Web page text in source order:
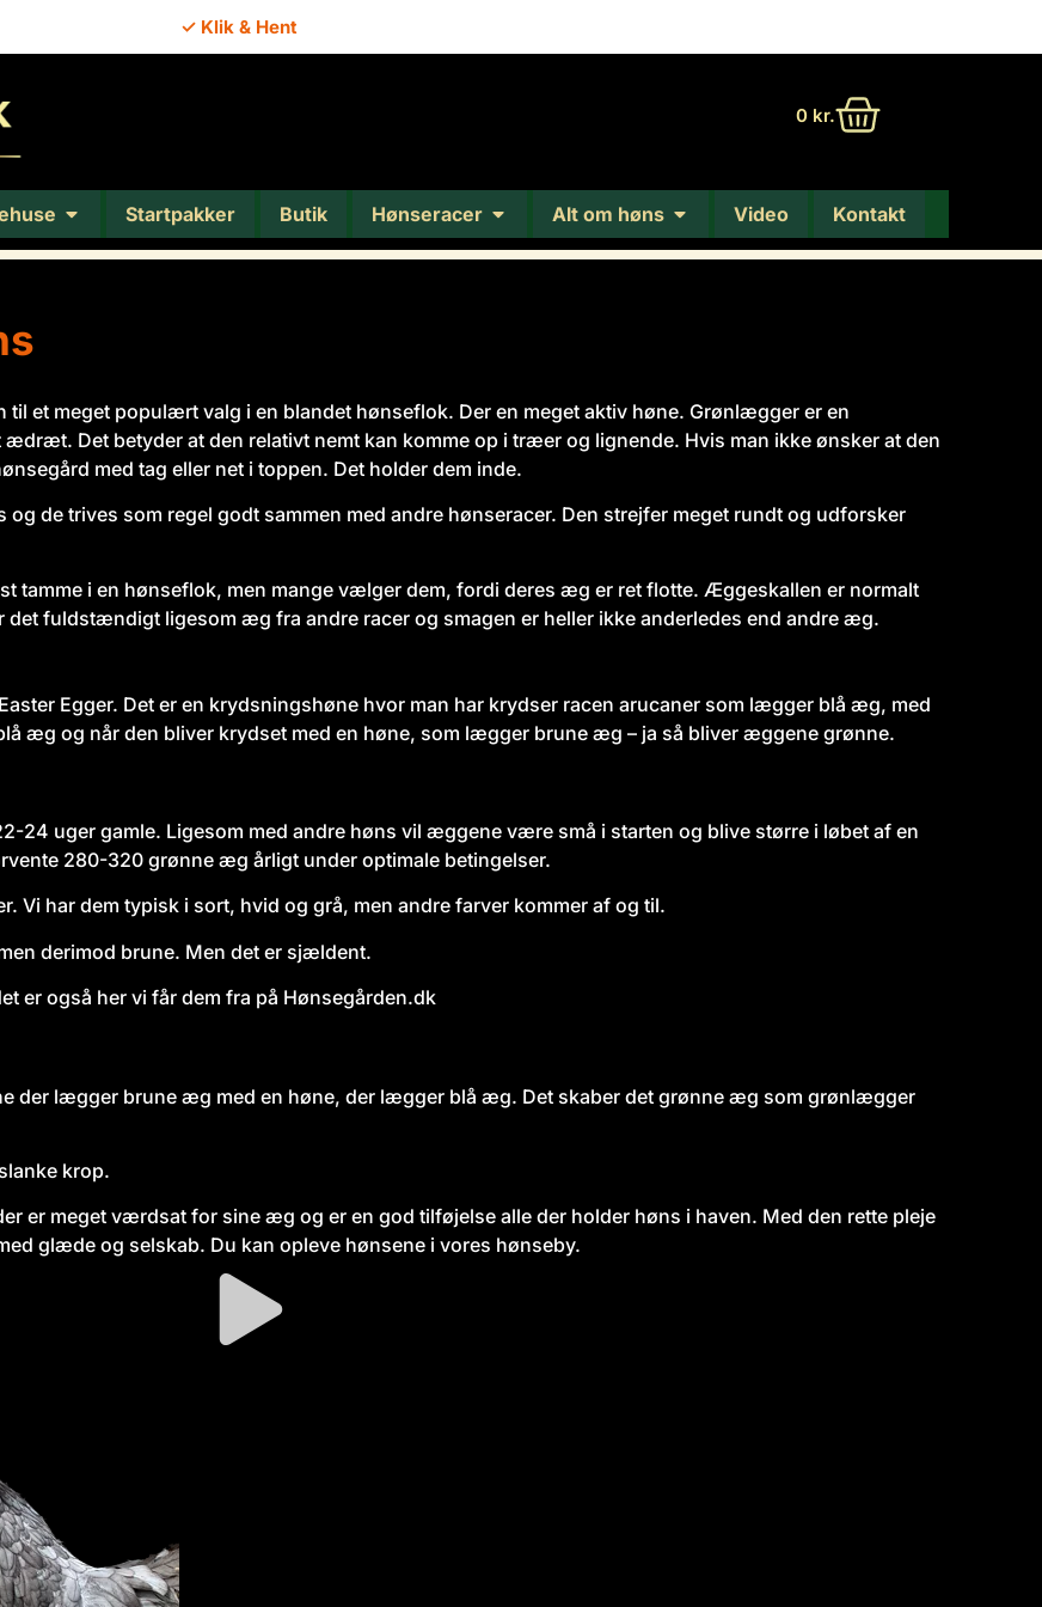
✓ Klik & Hent
0 kr.
Startpakker Butik Hønseracer Alt om høns Video Kontakt
et meget populært valg i en blandet hønseflok. Der en meget aktiv høne. Grønlægger er en
Det betyder at den relativt nemt kan komme op i træer og lignende. Hvis man ikke ønsker at den
med tag eller net i toppen. Det holder dem inde.
de trives som regel godt sammen med andre hønseracer. Den strejfer meget rundt og udforsker
tamme i en hønseflok, men mange vælger dem, fordi deres æg er ret flotte. Æggeskallen er normalt
fuldstændigt ligesom æg fra andre racer og smagen er heller ikke anderledes end andre æg.
Egger. Det er en krydsningshøne hvor man har krydser racen arucaner som lægger blå æg, med
æg og når den bliver krydset med en høne, som lægger brune æg – ja så bliver æggene grønne.
24 uger gamle. Ligesom med andre høns vil æggene være små i starten og blive større i løbet af en
280-320 grønne æg årligt under optimale betingelser.
Vi har dem typisk i sort, hvid og grå, men andre farver kommer af og til.
derimod brune. Men det er sjældent.
er også her vi får dem fra på Hønsegården.dk
der lægger brune æg med en høne, der lægger blå æg. Det skaber det grønne æg som grønlægger
krop.
er meget værdsat for sine æg og er en god tilføjelse alle der holder høns i haven. Med den rette pleje
glæde og selskab. Du kan opleve hønsene i vores hønseby.